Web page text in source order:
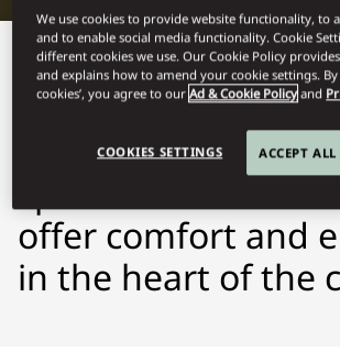
Designed with
inspiration and
contemporary
offer comfort and
in the heart of the
We use cookies to provide website functionality, to
and to enable social media functionality. Cookie
different cookies we use. Our Cookie Policy
and explains how to amend your cookie settings. By
cookies’, you agree to ourAd & Cookie Policy and
COOKIES SETTINGS ACCEPT